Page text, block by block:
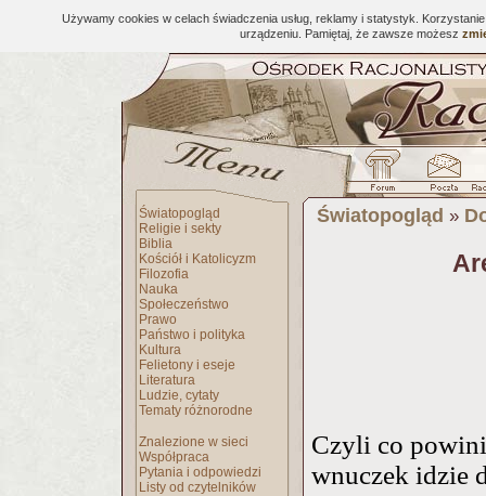
Używamy cookies w celach świadczenia usług, reklamy i statystyk.
urządzeniu. Pamiętaj, że zawsze możesz
Światopogląd
Religie i sekty
Biblia
Kościół i Katolicyzm
Filozofia
Nauka
Społeczeństwo
Prawo
Państwo i polityka
Kultura
Felietony i eseje
Literatura
Ludzie, cytaty
Tematy różnorodne
Znalezione w sieci
Współpraca
Pytania i odpowiedzi
Listy od czytelników
Światopogląd »
Czyli co
wnuczek idzie